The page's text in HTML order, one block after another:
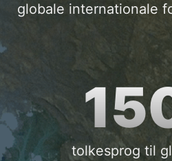
globale internationale
tolkesprog til